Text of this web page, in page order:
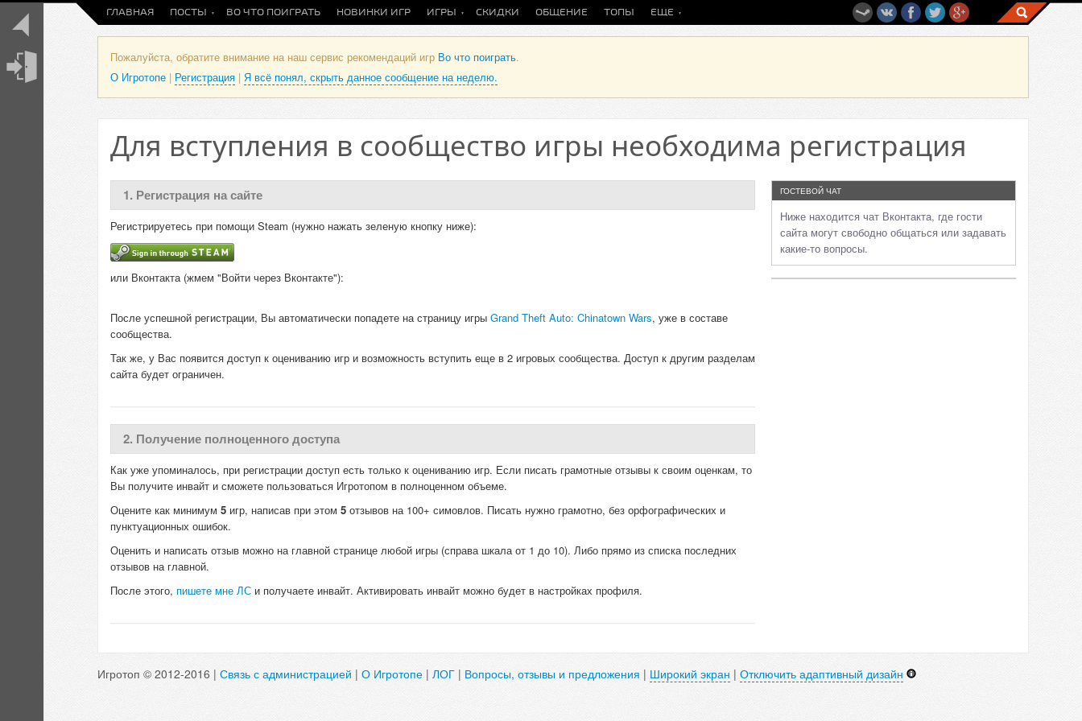
ГЛАВНАЯ ПОСТЫ ВО ЧТО ПОИГРАТЬ НОВИНКИ ИГР ИГРЫ СКИДКИ ОБЩЕНИЕ ТОПЫ ЕЩЕ
Пожалуйста, обратите внимание на наш сервис рекомендаций игр Во что поиграть.
О Игротопе | Регистрация | Я всё понял, скрыть данное сообщение на неделю.
Для вступления в сообщество игры необходима регистрация
1. Регистрация на сайте
Регистрируетесь при помощи Steam (нужно нажать зеленую кнопку ниже):
или Вконтакта (жмем "Войти через Вконтакте"):
После успешной регистрации, Вы автоматически попадете на страницу игры Grand Theft Auto: Chinatown Wars, уже в составе
сообщества.
Так же, у Вас появится доступ к оцениванию игр и возможность вступить еще в 2 игровых сообщества. Доступ к другим разделам
сайта будет ограничен.
2. Получение полноценного доступа
Как уже упоминалось, при регистрации доступ есть только к оцениванию игр. Если писать грамотные отзывы к своим оценкам, то
Вы получите инвайт и сможете пользоваться Игротопом в полноценном объеме.
Оцените как минимум 5 игр, написав при этом 5 отзывов на 100+ симовлов. Писать нужно грамотно, без орфографических и
пунктуационных ошибок.
Оценить и написать отзыв можно на главной странице любой игры (справа шкала от 1 до 10). Либо прямо из списка последних
отзывов на главной.
После этого, пишете мне ЛС и получаете инвайт. Активировать инвайт можно будет в настройках профиля.
ГОСТЕВОЙ ЧАТ
Ниже находится чат Вконтакта, где гости
сайта могут свободно общаться или задавать
какие-то вопросы.
Игротоп © 2012-2016 | Связь с администрацией | О Игротопе |ЛОГ | Вопросы, отзывы и предложения | Широкий экран | Отключить адаптивный дизайн